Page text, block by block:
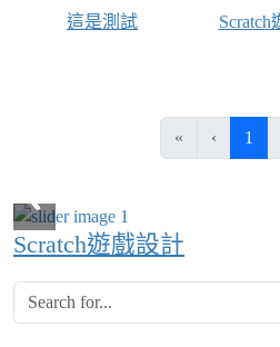
這是測試 Scratch
« ‹ 1 (
Scratch遊戲設計